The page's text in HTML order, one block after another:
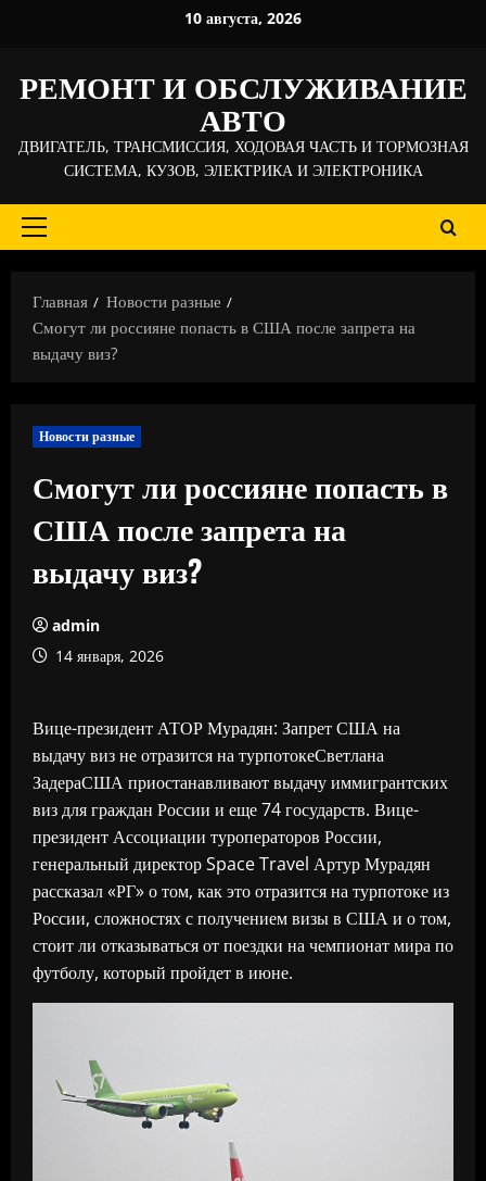
10 августа, 2026
РЕМОНТ И ОБСЛУЖИВАНИЕ
АВТО
ДВИГАТЕЛЬ, ТРАНСМИССИЯ, ХОДОВАЯ ЧАСТЬ И ТОРМОЗНАЯ
СИСТЕМА, КУЗОВ, ЭЛЕКТРИКА И ЭЛЕКТРОНИКА
Основное
Главная
Новости разные
Смогут ли россияне попасть в США после запрета на
выдачу виз?
Новости разные
Смогут ли россияне попасть в
США после запрета на
выдачу виз?
admin
14 января, 2026
Вице-президент АТОР Мурадян: Запрет США на
выдачу виз не отразится на турпотокеСветлана
ЗадераСША приостанавливают выдачу иммигрантских
виз для граждан России и еще 74 государств. Вице-
президент Ассоциации туроператоров России,
генеральный директор Space Travel Артур Мурадян
рассказал «РГ» о том, как это отразится на турпотоке из
России, сложностях с получением визы в США и о том,
стоит ли отказываться от поездки на чемпионат мира по
футболу, который пройдет в июне.